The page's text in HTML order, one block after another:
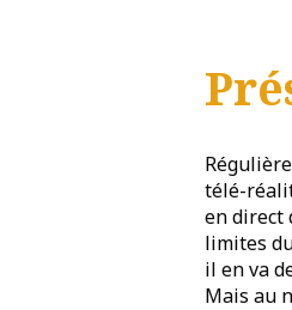
télé-
en direct
limites
il en va
Mais au